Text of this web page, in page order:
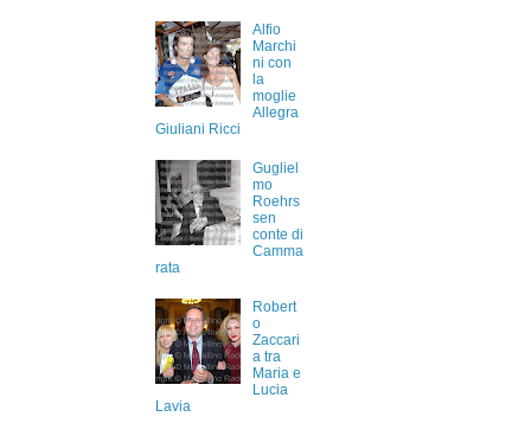
Alfio
Marchi
ni con
la
moglie
Allegra
Giuliani Ricci
Gugliel
mo
Roehrs
sen
conte di
Camma
rata
Robert
o
Zaccari
a tra
Maria e
Lucia
Lavia